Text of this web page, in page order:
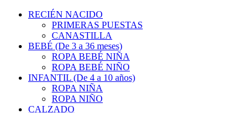
RECIÉN NACIDO
PRIMERAS PUESTAS
CANASTILLA
BEBÉ (De 3 a 36 meses)
ROPA BEBÉ NIÑA
ROPA BEBÉ NIÑO
INFANTIL (De 4 a 10 años)
ROPA NIÑA
ROPA NIÑO
CALZADO